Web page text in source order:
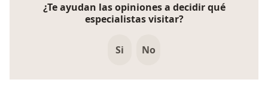
¿Te ayudan las opiniones a decidir qué
especialistas visitar?
Si No